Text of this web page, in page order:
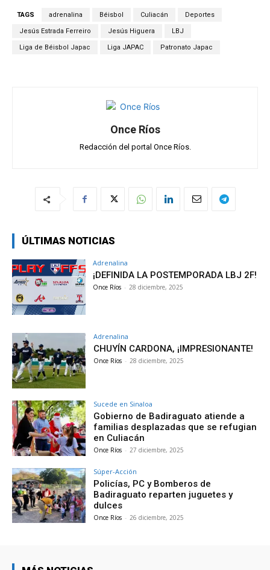
A
p
b
o
o
gr
a
m
p
ar
tir
TAGS adrenalina Béisbol Culiacán Deportes
Jesús Estrada Ferreiro Jesús Higuera LBJ
Liga de Béisbol Japac Liga JAPAC Patronato Japac
Once Ríos
Redacción del portal Once Ríos.
ÚLTIMAS NOTICIAS
Adrenalina
¡DEFINIDA LA POSTEMPORADA LBJ 2F!
Once Ríos - 28 diciembre, 2025
Adrenalina
CHUYÍN CARDONA, ¡IMPRESIONANTE!
Once Ríos - 28 diciembre, 2025
Sucede en Sinaloa
Gobierno de Badiraguato atiende a
familias desplazadas que se refugian
en Culiacán
Once Ríos - 27 diciembre, 2025
Súper-Acción
Policías, PC y Bomberos de
Badiraguato reparten juguetes y
dulces
Once Ríos - 26 diciembre, 2025